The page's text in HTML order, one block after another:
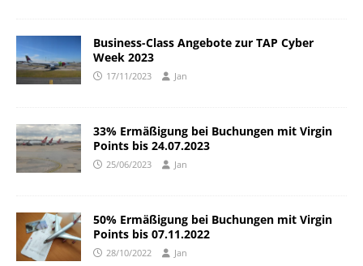
Business-Class Angebote zur TAP Cyber
Week 2023
17/11/2023 Jan
33% Ermäßigung bei Buchungen mit Virgin
Points bis 24.07.2023
25/06/2023 Jan
50% Ermäßigung bei Buchungen mit Virgin
Points bis 07.11.2022
28/10/2022 Jan